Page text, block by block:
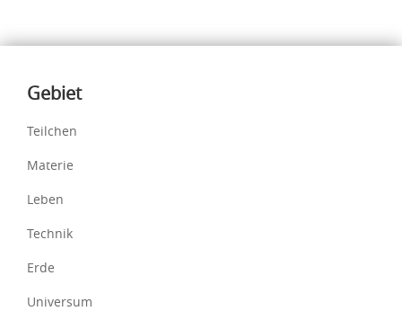
Inhalte
Gebiet
Teilchen
Materie
Leben
Technik
Erde
Universum